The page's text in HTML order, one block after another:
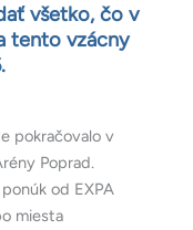
všetko, čo v
tento vzácny
pokračovalo v
Poprad.
od EXPA
miesta